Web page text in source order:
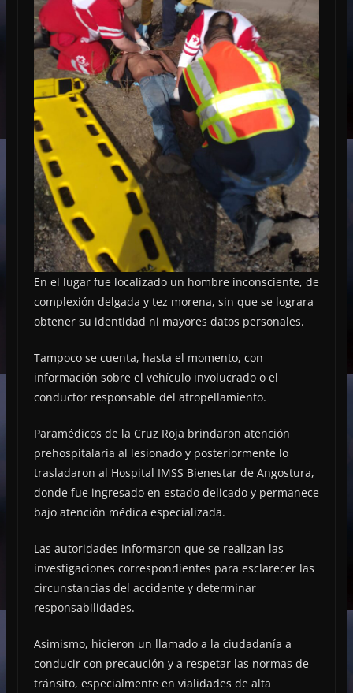
En el lugar fue localizado un hombre inconsciente, de
complexión delgada y tez morena, sin que se lograra
obtener su identidad ni mayores datos personales.
Tampoco se cuenta, hasta el momento, con
información sobre el vehículo involucrado o el
conductor responsable del atropellamiento.
Paramédicos de la Cruz Roja brindaron atención
prehospitalaria al lesionado y posteriormente lo
trasladaron al Hospital IMSS Bienestar de Angostura,
donde fue ingresado en estado delicado y permanece
bajo atención médica especializada.
Las autoridades informaron que se realizan las
investigaciones correspondientes para esclarecer las
circunstancias del accidente y determinar
responsabilidades.
Asimismo, hicieron un llamado a la ciudadanía a
conducir con precaución y a respetar las normas de
tránsito, especialmente en vialidades de alta